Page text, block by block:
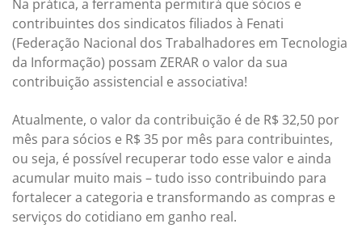
Na prática, a ferramenta permitirá que sócios e
contribuintes dos sindicatos filiados à Fenati
(Federação Nacional dos Trabalhadores em Tecnologia
da Informação) possam ZERAR o valor da sua
contribuição assistencial e associativa!
Atualmente, o valor da contribuição é de R$ 32,50 por
mês para sócios e R$ 35 por mês para contribuintes,
ou seja, é possível recuperar todo esse valor e ainda
acumular muito mais – tudo isso contribuindo para
fortalecer a categoria e transformando as compras e
serviços do cotidiano em ganho real.